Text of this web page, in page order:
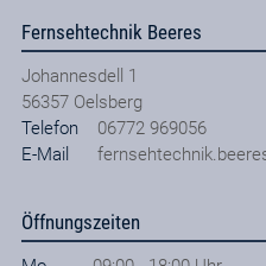
Fernsehtechnik Beeres
Johannesdell 1
56357 Oelsberg
Telefon
06772 969056
E-Mail
Öffnungszeiten